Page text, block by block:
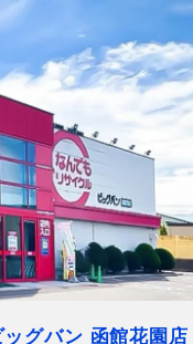
ース
リル2％
グバン 函館花園店